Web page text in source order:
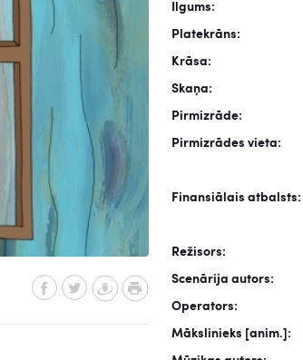
Ilgums:
Platekrāns:
Krāsa:
Skaņa:
Pirmizrāde:
Pirmizrādes vieta:
Finansiālais atbalsts:
Režisors:
Scenārija autors:
Operators:
Mākslinieks [anim.]: